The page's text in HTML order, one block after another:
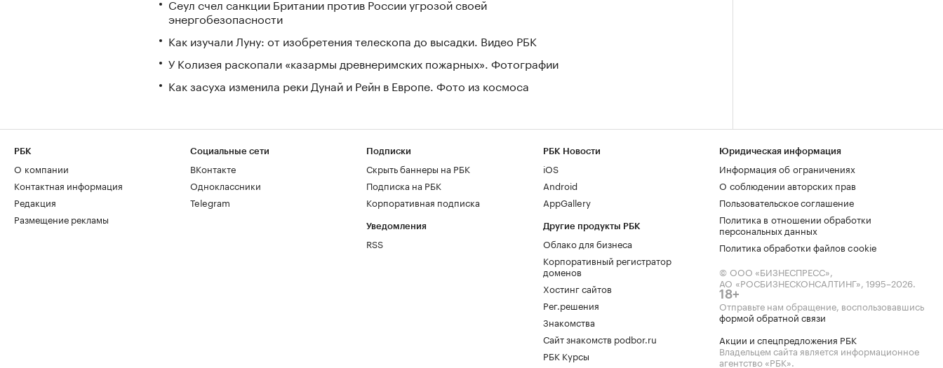
Сеул счел санкции Британии против России угрозой своей
энергобезопасности
Как изучали Луну: от изобретения телескопа до высадки. Видео РБК
У Колизея раскопали «казармы древнеримских пожарных». Фотографии
Как засуха изменила реки Дунай и Рейн в Европе. Фото из космоса
РБК
О компании
Контактная информация
Редакция
Размещение рекламы
Социальные сети
ВКонтакте
Одноклассники
Telegram
Подписки
Скрыть баннеры на РБК
Подписка на РБК
Корпоративная подписка
Уведомления
RSS
РБК Новости
iOS
Android
AppGallery
Другие продукты РБК
Облако для бизнеса
Корпоративный регистратор
доменов
Хостинг сайтов
Рег.решения
Знакомства
Сайт знакомств podbor.ru
РБК Курсы
Юридическая информация
Информация об ограничениях
О соблюдении авторских прав
Пользовательское соглашение
Политика в отношении обработки
персональных данных
Политика обработки файлов cookie
© ООО «БИЗНЕСПРЕСС»,
АО «РОСБИЗНЕСКОНСАЛТИНГ», 1995–2026.
18+
Отправьте нам обращение, воспользовавшись
формой обратной связи
Акции и спецпредложения РБК
Владельцем сайта является информационное
агентство «РБК».